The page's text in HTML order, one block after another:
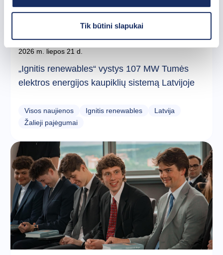
Tik būtini slapukai
2026 m. liepos 21 d.
„Ignitis renewables“ vystys 107 MW Tumės
elektros energijos kaupiklių sistemą Latvijoje
Visos naujienos Ignitis renewables
Latvija
Žalieji pajėgumai